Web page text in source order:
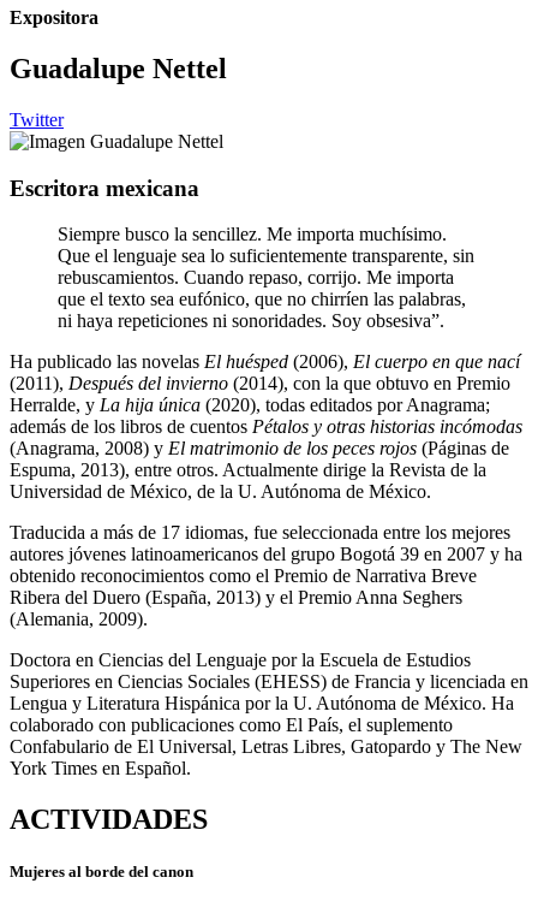
Expositora
Guadalupe Nettel
Twitter
Escritora mexicana
Siempre busco la sencillez. Me importa muchísimo.
Que el lenguaje sea lo suficientemente transparente, sin
rebuscamientos. Cuando repaso, corrijo. Me importa
que el texto sea eufónico, que no chirríen las palabras,
ni haya repeticiones ni sonoridades. Soy obsesiva”.
Ha publicado las novelas El huésped (2006), El cuerpo en que nací
(2011), Después del invierno (2014), con la que obtuvo en Premio
Herralde, y La hija única (2020), todas editados por Anagrama;
además de los libros de cuentos Pétalos y otras historias incómodas
(Anagrama, 2008) y El matrimonio de los peces rojos (Páginas de
Espuma, 2013), entre otros. Actualmente dirige la Revista de la
Universidad de México, de la U. Autónoma de México.
Traducida a más de 17 idiomas, fue seleccionada entre los mejores
autores jóvenes latinoamericanos del grupo Bogotá 39 en 2007 y ha
obtenido reconocimientos como el Premio de Narrativa Breve
Ribera del Duero (España, 2013) y el Premio Anna Seghers
(Alemania, 2009).
Doctora en Ciencias del Lenguaje por la Escuela de Estudios
Superiores en Ciencias Sociales (EHESS) de Francia y licenciada en
Lengua y Literatura Hispánica por la U. Autónoma de México. Ha
colaborado con publicaciones como El País, el suplemento
Confabulario de El Universal, Letras Libres, Gatopardo y The New
York Times en Español.
ACTIVIDADES
Mujeres al borde del canon